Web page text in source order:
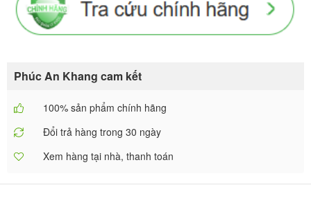
Phúc An Khang cam kết
100% sản phẩm chính hãng
Đổi trả hàng trong 30 ngày
Xem hàng tại nhà, thanh toán